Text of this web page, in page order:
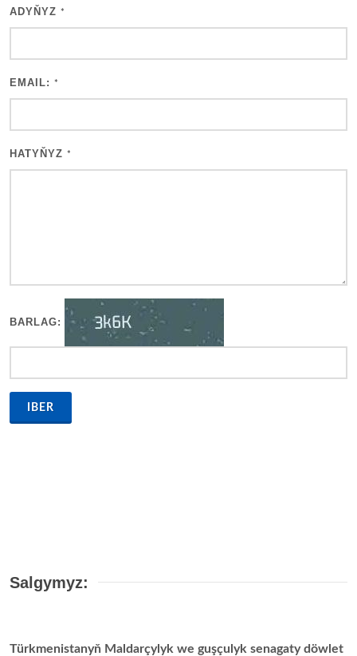
ADYŇYZ *
EMAIL: *
HATYŇYZ *
BARLAG:
IBER
Salgymyz:
Türkmenistanyň Maldarçylyk we guşçulyk senagaty döwlet